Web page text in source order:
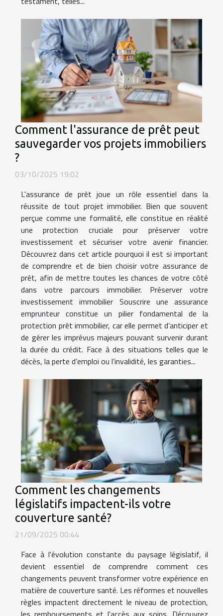
Comment l'assurance de prêt peut
sauvegarder vos projets immobiliers
?
03/10/2025 19:02
L'assurance de prêt joue un rôle essentiel dans la
réussite de tout projet immobilier. Bien que souvent
perçue comme une formalité, elle constitue en réalité
une protection cruciale pour préserver votre
investissement et sécuriser votre avenir financier.
Découvrez dans cet article pourquoi il est si important
de comprendre et de bien choisir votre assurance de
prêt, afin de mettre toutes les chances de votre côté
dans votre parcours immobilier. Préserver votre
investissement immobilier Souscrire une assurance
emprunteur constitue un pilier fondamental de la
protection prêt immobilier, car elle permet d’anticiper et
de gérer les imprévus majeurs pouvant survenir durant
la durée du crédit. Face à des situations telles que le
décès, la perte d’emploi ou l’invalidité, les garanties...
Comment les changements
législatifs impactent-ils votre
couverture santé?
21/09/2025 00:44
Face à l'évolution constante du paysage législatif, il
devient essentiel de comprendre comment ces
changements peuvent transformer votre expérience en
matière de couverture santé. Les réformes et nouvelles
règles impactent directement le niveau de protection,